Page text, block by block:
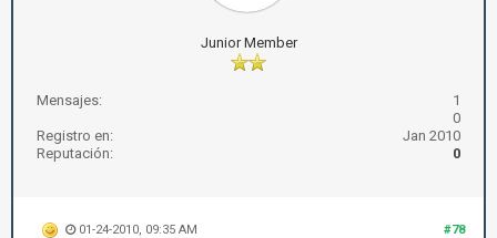
Junior Member
Mensajes:
1
0
Registro en:
Jan 2010
Reputación:
0
#78
01-24-2010, 09:35 AM